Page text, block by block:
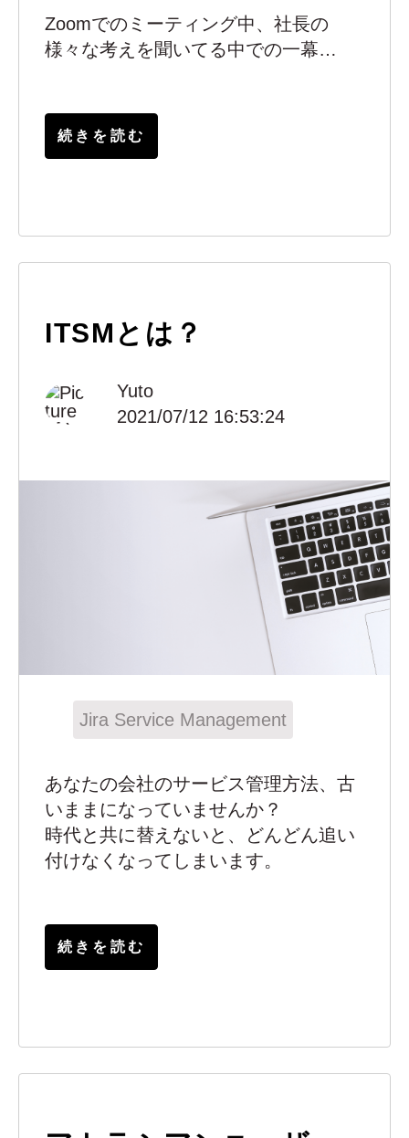
Zoomでのミーティング中、社長の
様々な考えを聞いてる中での一幕…
続きを読む
ITSMとは？
Yuto
2021/07/12 16:53:24
Jira Service Management
あなたの会社のサービス管理方法、古
いままになっていませんか？
時代と共に替えないと、どんどん追い
付けなくなってしまいます。
続きを読む